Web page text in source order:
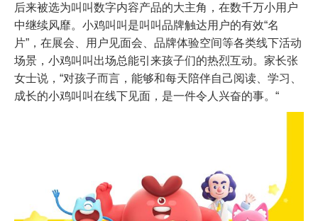
后来被选为叫叫数字内容产品的大主角，在数千万小用户
中继续风靡。小鸡叫叫是叫叫品牌触达用户的有效“名
片” ，在展会、用户见面会、品牌体验空间等各类线下活动
场景，小鸡叫叫出场总能引来孩子们的热烈互动。家长张
女士说， “对孩子而言，能够和每天陪伴自己阅读、学习、
成长的小鸡叫叫在线下见面，是一件令人兴奋的事。 “